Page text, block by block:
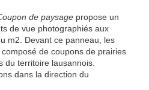
de paysage propose un
de vue photographiés aux
m2. Devant ce panneau, les
de coupons de prairies
du territoire lausannois.
dans la direction du